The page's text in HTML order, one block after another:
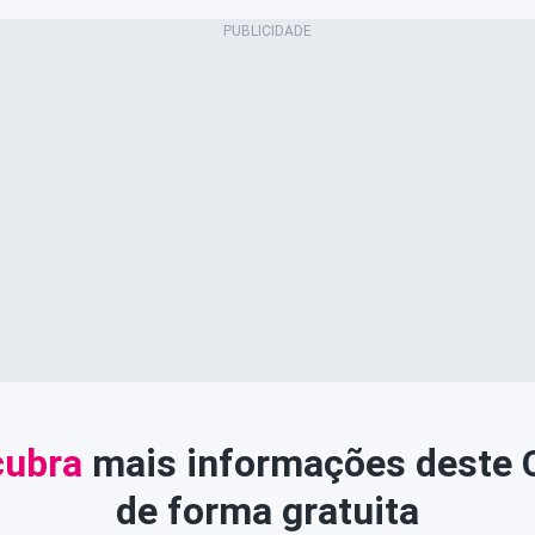
mais informações deste
de forma gratuita